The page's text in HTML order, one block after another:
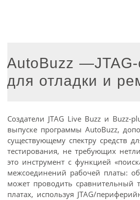
AutoBuzz —JTAG-
для отладки и
Создатели JTAG Live Buzz и Buzz-
выпуске программы AutoBuzz,
существующему спектру средств
тестирования, не требующих
это инструмент с функцией
межсоединений рабочей платы:
может проводить сравнительный
платах, используя JTAG/